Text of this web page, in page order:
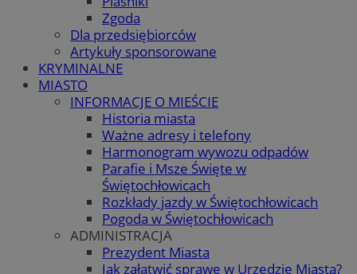
Zgoda
Dla przedsiębiorców
Artykuły sponsorowane
KRYMINALNE
MIASTO
INFORMACJE O MIEŚCIE
Historia miasta
Ważne adresy i telefony
Harmonogram wywozu odpadów
Parafie i Msze Święte w
Świętochłowicach
Rozkłady jazdy w Świętochłowicach
Pogoda w Świętochłowicach
ADMINISTRACJA
Prezydent Miasta
Jak załatwić sprawę w Urzędzie Miasta?